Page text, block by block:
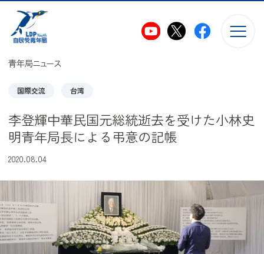
このページの本文へ移動
青年局ニュース
国際交流 台湾
李登輝中華民国元総統逝去を受けた小林史
明青年局長による弔意の記帳
2020.08.04